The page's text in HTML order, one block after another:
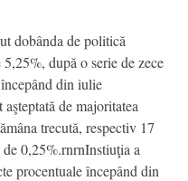
dobânda de politică
după o serie de zece
din iulie
de majoritatea
trecută, respectiv 17
0,25%.rnrnInstiuţia a
procentuale începând din